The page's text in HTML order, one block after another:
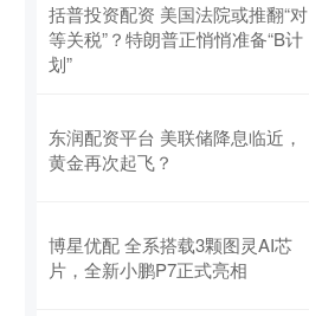
括普投资配资 美国法院或推翻“对
等关税”？特朗普正悄悄准备“B计
划”
东润配资平台 美联储降息临近，
黄金再次起飞？
博星优配 全系搭载3颗图灵AI芯
片，全新小鹏P7正式亮相